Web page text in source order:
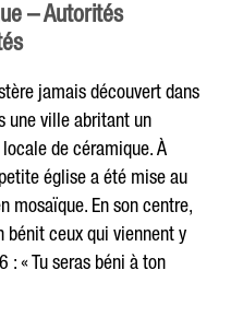
– Autorités
jamais découvert dans
une ville abritant un
de céramique. À
église a été mise au
mosaïque. En son centre,
bénit ceux qui viennent y
: « Tu seras béni à ton